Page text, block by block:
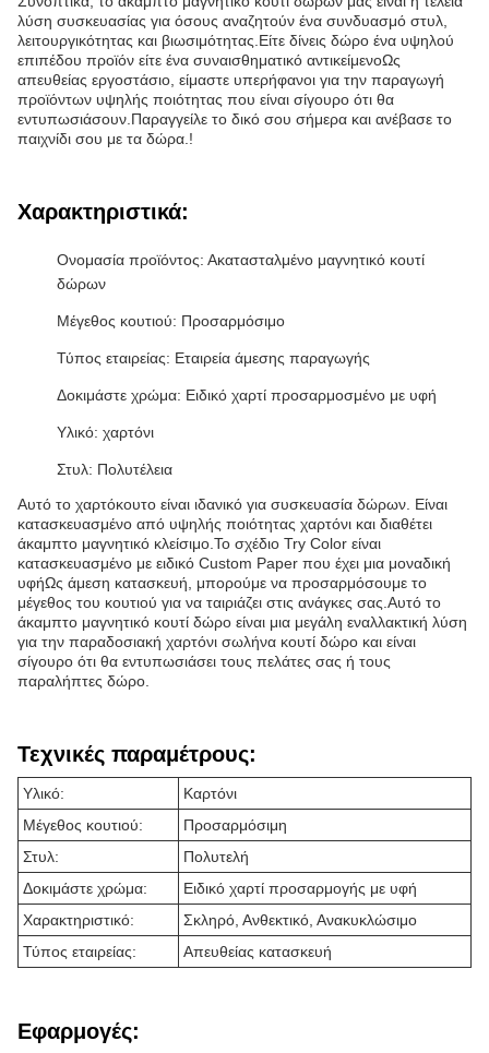
λύση συσκευασίας για όσους αναζητούν ένα συνδυασμό στυλ,
λειτουργικότητας και βιωσιμότητας.Είτε δίνεις δώρο ένα υψηλού
επιπέδου προϊόν είτε ένα συναισθηματικό αντικείμενοΩς
απευθείας εργοστάσιο, είμαστε υπερήφανοι για την παραγωγή
προϊόντων υψηλής ποιότητας που είναι σίγουρο ότι θα
εντυπωσιάσουν.Παραγγείλε το δικό σου σήμερα και ανέβασε το
παιχνίδι σου με τα δώρα.!
Χαρακτηριστικά:
Ονομασία προϊόντος: Ακατασταλμένο μαγνητικό κουτί
δώρων
Μέγεθος κουτιού: Προσαρμόσιμο
Τύπος εταιρείας: Εταιρεία άμεσης παραγωγής
Δοκιμάστε χρώμα: Ειδικό χαρτί προσαρμοσμένο με υφή
Υλικό: χαρτόνι
Στυλ: Πολυτέλεια
Αυτό το χαρτόκουτο είναι ιδανικό για συσκευασία δώρων. Είναι
κατασκευασμένο από υψηλής ποιότητας χαρτόνι και διαθέτει
άκαμπτο μαγνητικό κλείσιμο.Το σχέδιο Try Color είναι
κατασκευασμένο με ειδικό Custom Paper που έχει μια μοναδική
υφήΩς άμεση κατασκευή, μπορούμε να προσαρμόσουμε το
μέγεθος του κουτιού για να ταιριάζει στις ανάγκες σας.Αυτό το
άκαμπτο μαγνητικό κουτί δώρο είναι μια μεγάλη εναλλακτική λύση
για την παραδοσιακή χαρτόνι σωλήνα κουτί δώρο και είναι
σίγουρο ότι θα εντυπωσιάσει τους πελάτες σας ή τους
παραλήπτες δώρο.
Τεχνικές παραμέτρους:
Υλικό:
Καρτόνι
Μέγεθος κουτιού:
Προσαρμόσιμη
Στυλ:
Πολυτελή
Δοκιμάστε χρώμα:
Ειδικό χαρτί προσαρμογής με υφή
Χαρακτηριστικό:
Σκληρό, Ανθεκτικό, Ανακυκλώσιμο
Τύπος εταιρείας:
Απευθείας κατασκευή
Εφαρμογές: